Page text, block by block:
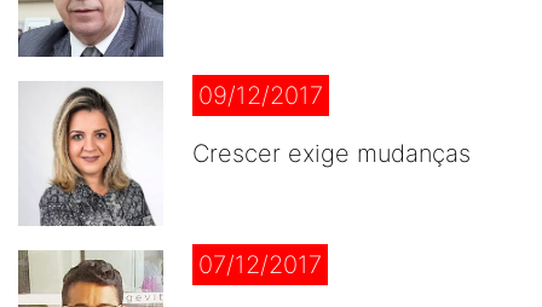
09/12/2017
Crescer exige mudanças
07/12/2017